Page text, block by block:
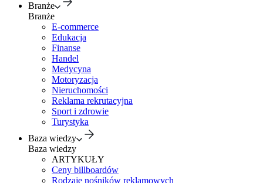
Branże
Branże
E-commerce
Edukacja
Finanse
Handel
Medycyna
Motoryzacja
Nieruchomości
Reklama rekrutacyjna
Sport i zdrowie
Turystyka
Baza wiedzy
Baza wiedzy
ARTYKUŁY
Ceny billboardów
Rodzaje nośników reklamowych